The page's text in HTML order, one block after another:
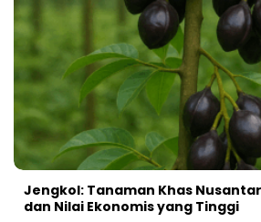
Jengkol: Tanaman Khas
dan Nilai Ekonomis yang Tinggi